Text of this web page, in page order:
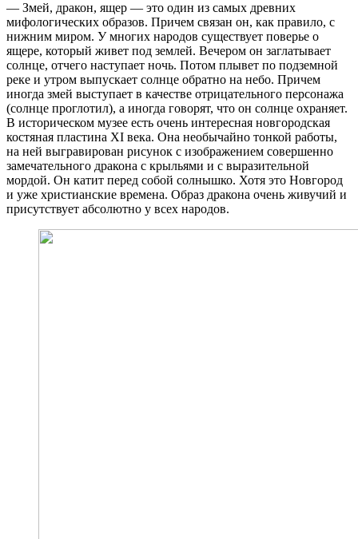
— Змей, дракон, ящер — это один из самых древних
мифологических образов. Причем связан он, как правило, с
нижним миром. У многих народов существует поверье о
ящере, который живет под землей. Вечером он заглатывает
солнце, отчего наступает ночь. Потом плывет по подземной
реке и утром выпускает солнце обратно на небо. Причем
иногда змей выступает в качестве отрицательного персонажа
(солнце проглотил), а иногда говорят, что он солнце охраняет.
В историческом музее есть очень интересная новгородская
костяная пластина XI века. Она необычайно тонкой работы,
на ней выгравирован рисунок с изображением совершенно
замечательного дракона с крыльями и с выразительной
мордой. Он катит перед собой солнышко. Хотя это Новгород
и уже христианские времена. Образ дракона очень живучий и
присутствует абсолютно у всех народов.